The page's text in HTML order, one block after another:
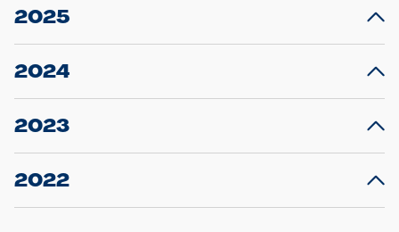
2025
23.12.2025
Projekt S5: Start der Bauarbeiten am
2024
10.12.2024
Großprojekt S5: Sperrung der Bahnstraße in
2023
20.12.2023
Schleswig-Holstein verlängert den
2022
22.12.2022